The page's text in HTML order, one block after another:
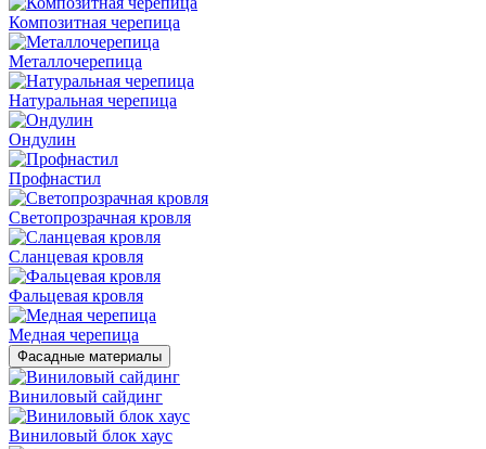
Композитная черепица
Металлочерепица
Натуральная черепица
Ондулин
Профнастил
Светопрозрачная кровля
Сланцевая кровля
Фальцевая кровля
Медная черепица
Фасадные материалы
Виниловый сайдинг
Виниловый блок хаус